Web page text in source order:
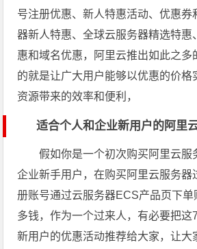
号注册优惠、新人特惠活动、优惠券
器新人特惠、全球云服务器精选特惠
惠和域名优惠，阿里云推出如此之多
的就是让广大用户能够以优惠的价格
资源带来的效率和便利，
适合个人和企业新用户的阿里
假如你是一个初次购买阿里云服
企业新手用户，在购买阿里云服务器
册账号通过云服务器ECS产品页下单
多钱，作为一个过来人，有必要把这
新用户的优惠活动推荐给大家，让大